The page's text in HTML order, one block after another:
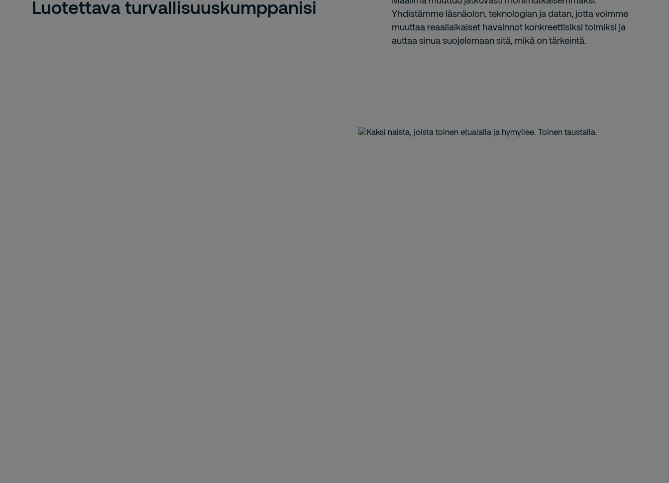
Luotettava turvallisuuskumppanisi
Yhdistämme läsnäolon, teknologian ja datan, jotta voimme
muuttaa reaaliaikaiset havainnot konkreettisiksi toimiksi ja
auttaa sinua suojelemaan sitä, mikä on tärkeintä.